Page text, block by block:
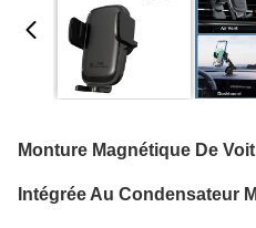
Monture Magnétique De
Intégrée Au Condensateur